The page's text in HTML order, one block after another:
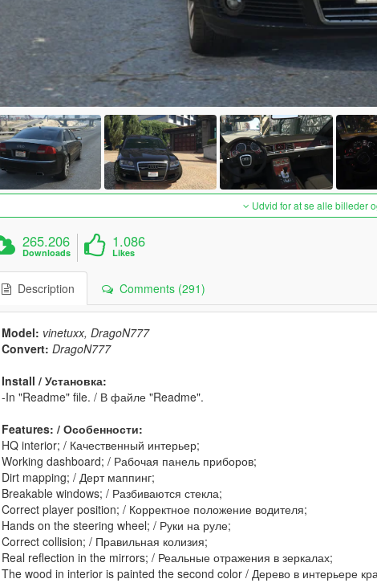
Udvid for at se alle billeder
265.206
Downloads
1.086
Likes
Description Comments (291)
Model: vinetuxx, DragoN777
Convert: DragoN777
Install / Установка:
-In "Readme" file. / В файле "Readme".
Features: / Особенности:
HQ interior; / Качественный интерьер;
Working dashboard; / Рабочая панель приборов;
Dirt mapping; / Дерт маппинг;
Breakable windows; / Разбиваются стекла;
Correct player position; / Корректное положение водителя;
Hands on the steering wheel; / Руки на руле;
Correct collision; / Правильная колизия;
Real reflection in the mirrors; / Реальные отражения в зеркалах;
The wood in interior is painted the second color / Дерево в интерьере